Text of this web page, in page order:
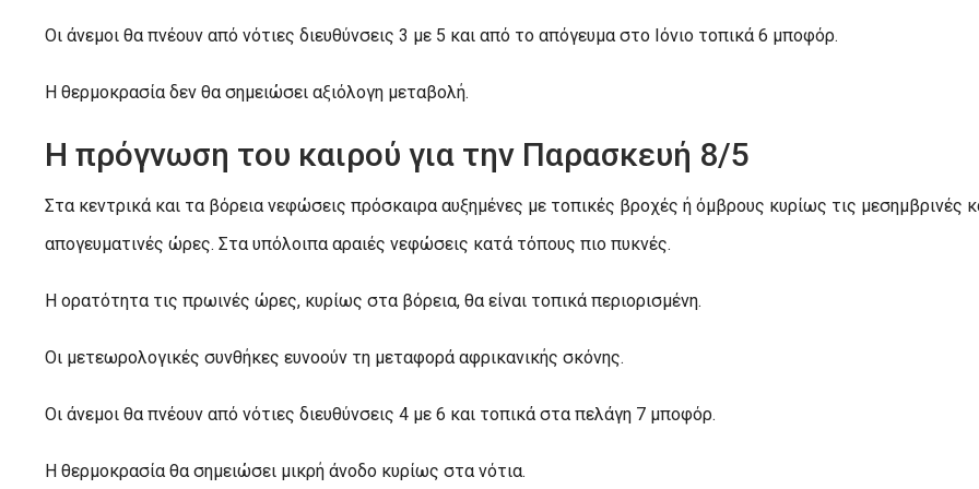
Οι άνεμοι θα πνέουν από νότιες διευθύνσεις 3 με 5 και από το απόγευμα στο Ιόνιο τοπικά 6 μποφόρ.
Η θερμοκρασία δεν θα σημειώσει αξιόλογη μεταβολή.
Η πρόγνωση του καιρού για την Παρασκευή 8/5
Στα κεντρικά και τα βόρεια νεφώσεις πρόσκαιρα αυξημένες με τοπικές βροχές ή όμβρους κυρίως τις μεσημβρινές
απογευματινές ώρες. Στα υπόλοιπα αραιές νεφώσεις κατά τόπους πιο πυκνές.
Η ορατότητα τις πρωινές ώρες, κυρίως στα βόρεια, θα είναι τοπικά περιορισμένη.
Οι μετεωρολογικές συνθήκες ευνοούν τη μεταφορά αφρικανικής σκόνης.
Οι άνεμοι θα πνέουν από νότιες διευθύνσεις 4 με 6 και τοπικά στα πελάγη 7 μποφόρ.
Η θερμοκρασία θα σημειώσει μικρή άνοδο κυρίως στα νότια.